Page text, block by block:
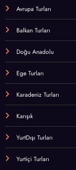
Avrupa Turları
Balkan Turları
Doğu Anadolu
Ege Turları
Karadeniz Turları
Karışık
YurtDışı Turları
Yurtiçi Turları